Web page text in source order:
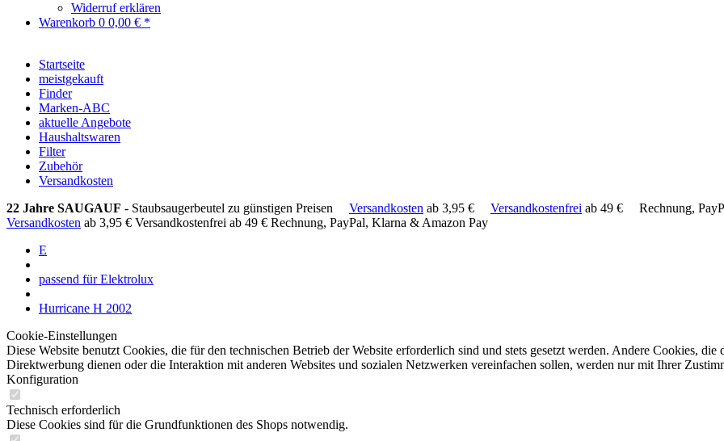
Widerruf erklären
Warenkorb 0 0,00 € *
Startseite
meistgekauft
Finder
Marken-ABC
aktuelle Angebote
Haushaltswaren
Filter
Zubehör
Versandkosten
22 Jahre SAUGAUF - Staubsaugerbeutel zu günstigen Preisen Versandkosten ab 3,95 € Versandkostenfrei ab 49 €
Rechnung,
Versandkosten ab 3,95 € Versandkostenfrei ab 49 € Rechnung, PayPal, Klarna & Amazon Pay
E
passend für Elektrolux
Hurricane H 2002
Cookie-Einstellungen
Diese Website benutzt Cookies, die für den technischen Betrieb der Website erforderlich sind und stets gesetzt werden. Andere Cookies,
Direktwerbung dienen oder die Interaktion mit anderen Websites und sozialen Netzwerken vereinfachen sollen, werden nur mit Ihrer
Konfiguration
Technisch erforderlich
Diese Cookies sind für die Grundfunktionen des Shops notwendig.